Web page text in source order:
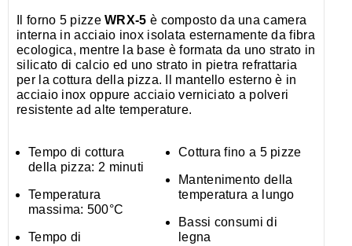
Il forno 5 pizzeWRX-5 è composto da una camera
interna in acciaio inox isolata esternamente da fibra
ecologica, mentre la base è formata da uno strato in
silicato di calcio ed uno strato in pietra refrattaria
per la cottura della pizza. Il mantello esterno è in
acciaio inox oppure acciaio verniciato a polveri
resistente ad alte temperature.
Tempo di cottura
della pizza: 2 minuti
Temperatura
massima: 500°C
Tempo di
Cottura fino a 5 pizze
Mantenimento della
temperatura a lungo
Bassi consumi di
legna